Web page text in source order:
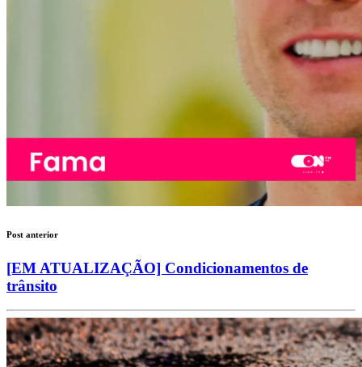
Post anterior
[EM ATUALIZAÇÃO] Condicionamentos de
trânsito